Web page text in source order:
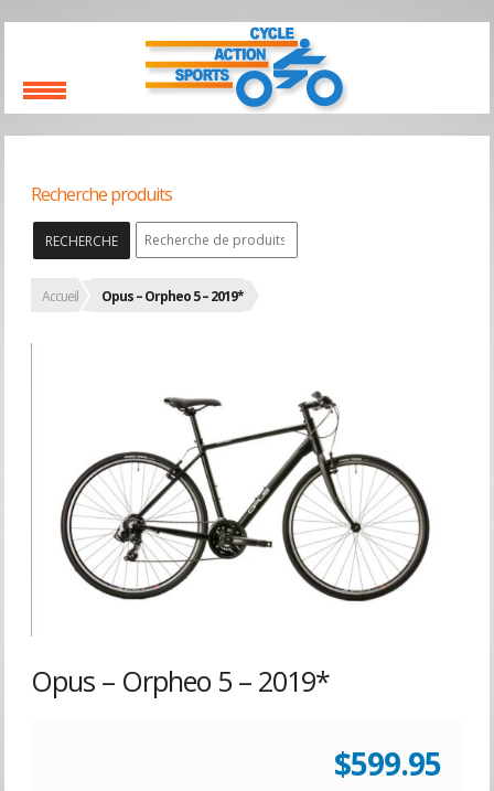
Recherche produits
RECHERCHE
Accueil Opus – Orpheo 5 – 2019*
Opus – Orpheo 5 – 2019*
$599.95